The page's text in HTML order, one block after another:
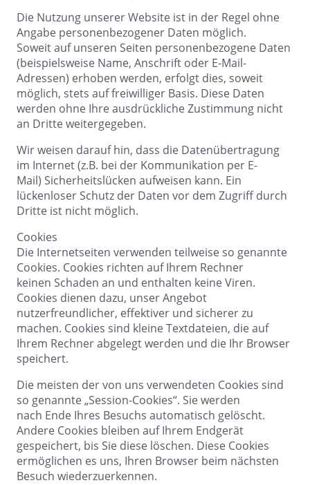
Die Nutzung unserer Website ist in der Regel ohne
Angabe personenbezogener Daten möglich.
Soweit auf unseren Seiten personenbezogene Daten
(beispielsweise Name, Anschrift oder E-Mail-
Adressen) erhoben werden, erfolgt dies, soweit
möglich, stets auf freiwilliger Basis. Diese Daten
werden ohne Ihre ausdrückliche Zustimmung nicht
an Dritte weitergegeben.
Wir weisen darauf hin, dass die Datenübertragung
im Internet (z.B. bei der Kommunikation per E-
Mail) Sicherheitslücken aufweisen kann. Ein
lückenloser Schutz der Daten vor dem Zugriff durch
Dritte ist nicht möglich.
Cookies
Die Internetseiten verwenden teilweise so genannte
Cookies. Cookies richten auf Ihrem Rechner
keinen Schaden an und enthalten keine Viren.
Cookies dienen dazu, unser Angebot
nutzerfreundlicher, effektiver und sicherer zu
machen. Cookies sind kleine Textdateien, die auf
Ihrem Rechner abgelegt werden und die Ihr Browser
speichert.
Die meisten der von uns verwendeten Cookies sind
so genannte „Session-Cookies“. Sie werden
nach Ende Ihres Besuchs automatisch gelöscht.
Andere Cookies bleiben auf Ihrem Endgerät
gespeichert, bis Sie diese löschen. Diese Cookies
ermöglichen es uns, Ihren Browser beim nächsten
Besuch wiederzuerkennen.